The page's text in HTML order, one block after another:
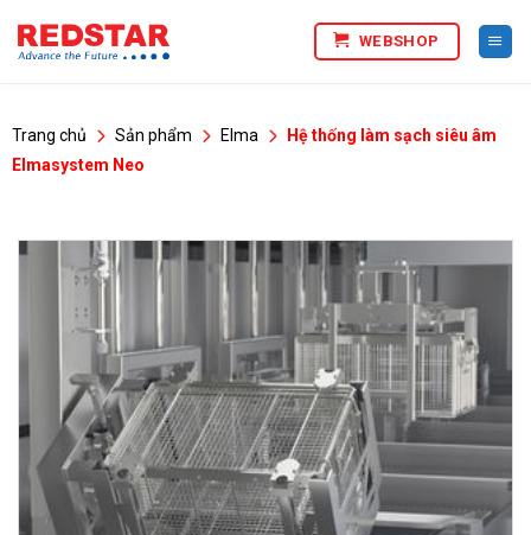
qua
WEBSHOP
Trang chủ Sản phẩm Elma
Hệ thống làm sạch siêu âm
Elmasystem Neo